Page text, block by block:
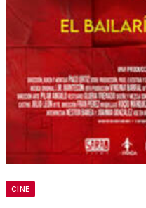
CINE